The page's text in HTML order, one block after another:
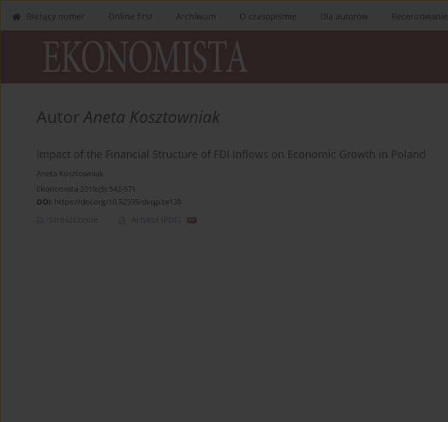
Bieżący numer Online first Archiwum O czasopiśmie Dla autorów Recenzowanie
AutorAneta Kosztowniak
Impact of the Financial Structure of FDI Inflows on Economic Growth in Poland
Aneta Kosztowniak
Ekonomista 2019;(5):542-571
DOI: https://doi.org/10.52335/dvqp.te138
Streszczenie Artykuł (PDF)